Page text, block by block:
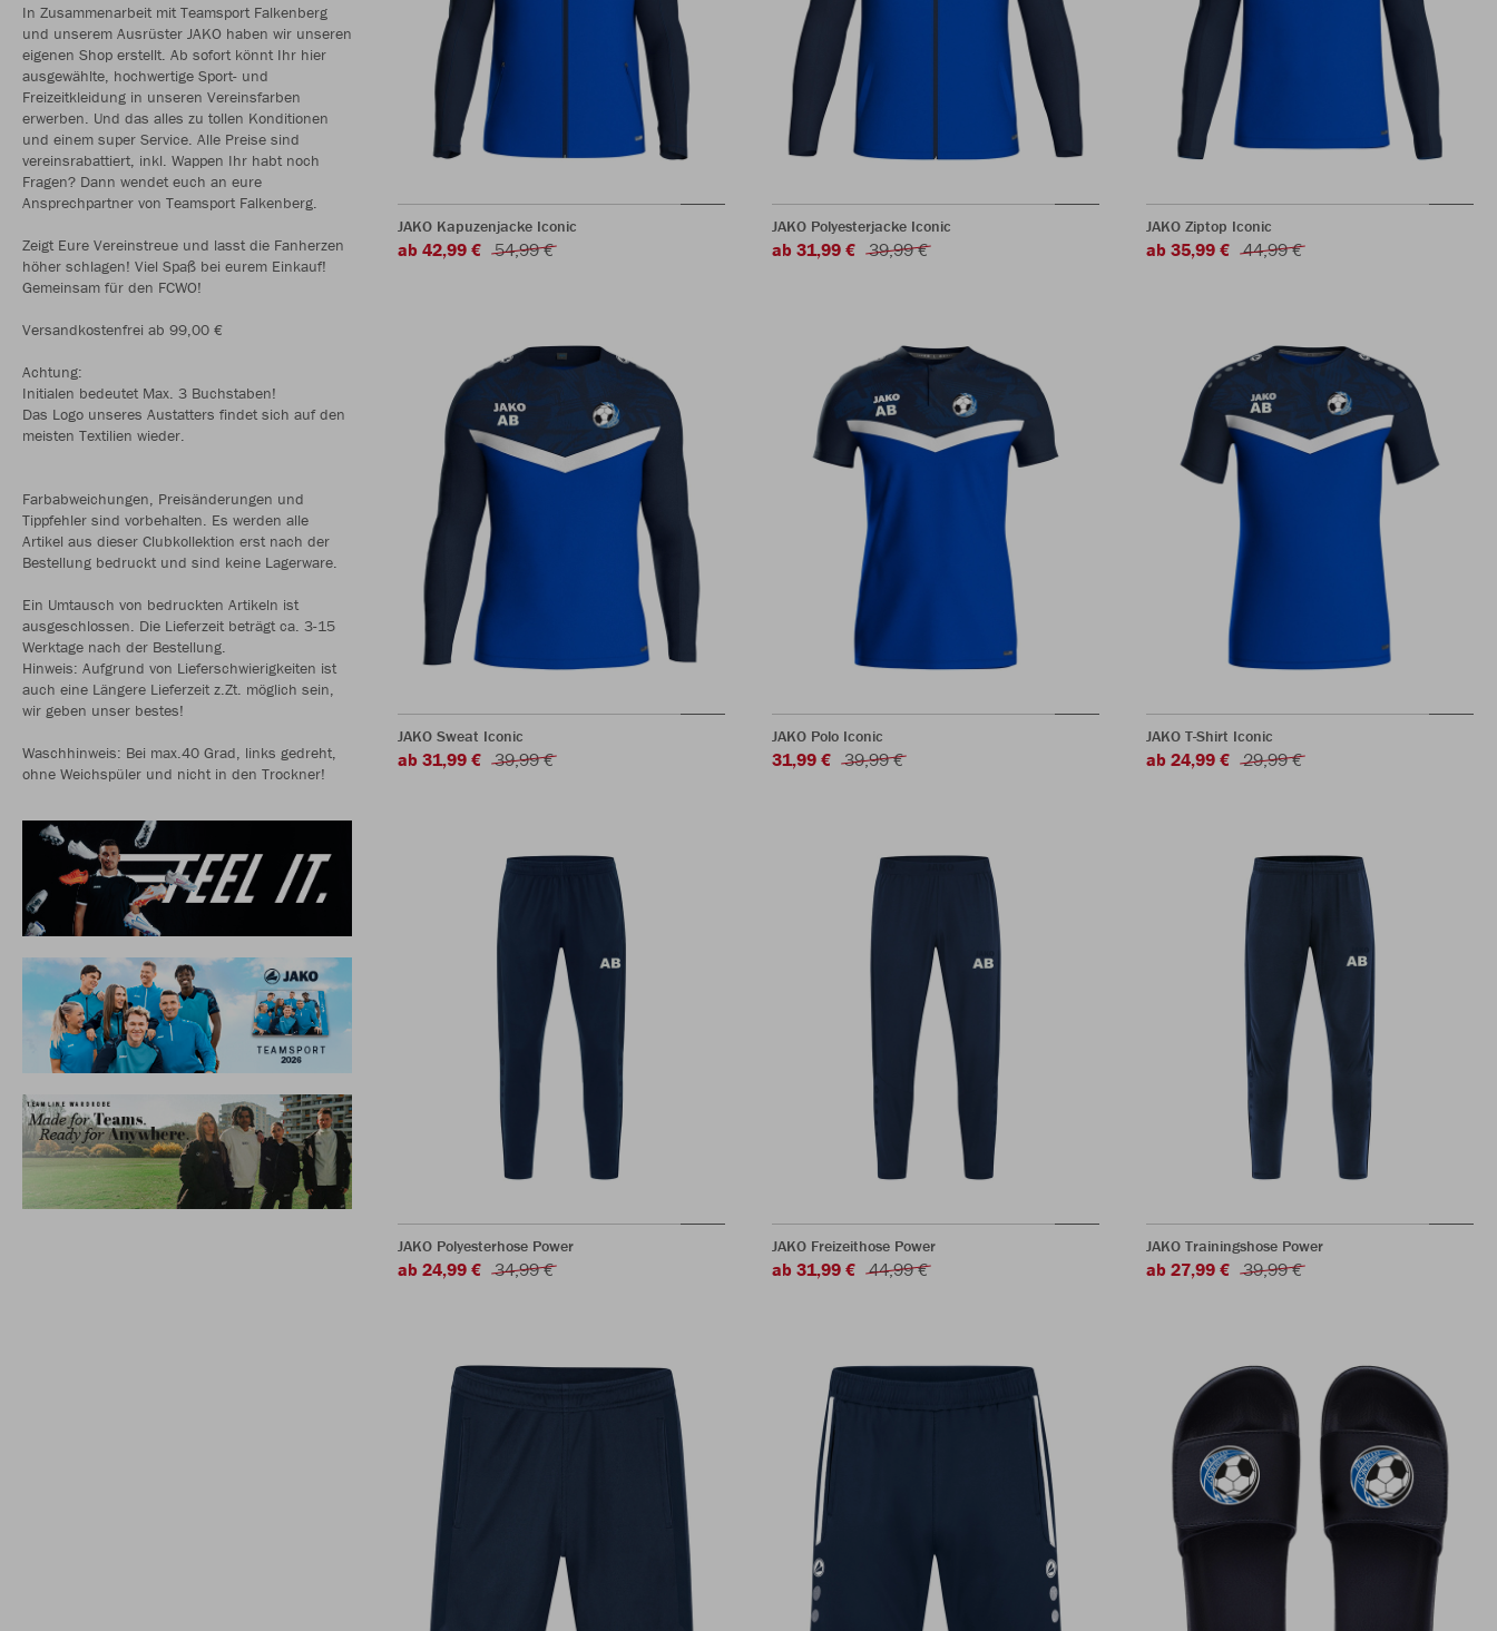
In Zusammenarbeit mit Teamsport Falkenberg
und unserem Ausrüster JAKO haben wir unseren
eigenen Shop erstellt. Ab sofort könnt Ihr hier
ausgewählte, hochwertige Sport- und
Freizeitkleidung in unseren Vereinsfarben
erwerben. Und das alles zu tollen Konditionen
und einem super Service. Alle Preise sind
vereinsrabattiert, inkl. Wappen Ihr habt noch
Fragen? Dann wendet euch an eure
Ansprechpartner von Teamsport Falkenberg.
Zeigt Eure Vereinstreue und lasst die Fanherzen
höher schlagen! Viel Spaß bei eurem Einkauf!
Gemeinsam für den FCWO!
Versandkostenfrei ab 99,00 €
Achtung:
Initialen bedeutet Max. 3 Buchstaben!
Das Logo unseres Austatters findet sich auf den
meisten Textilien wieder.
Farbabweichungen, Preisänderungen und
Tippfehler sind vorbehalten. Es werden alle
Artikel aus dieser Clubkollektion erst nach der
Bestellung bedruckt und sind keine Lagerware.
Ein Umtausch von bedruckten Artikeln ist
ausgeschlossen. Die Lieferzeit beträgt ca. 3-15
Werktage nach der Bestellung.
Hinweis: Aufgrund von Lieferschwierigkeiten ist
auch eine Längere Lieferzeit z.Zt. möglich sein,
wir geben unser bestes!
Waschhinweis: Bei max.40 Grad, links gedreht,
ohne Weichspüler und nicht in den Trockner!
JAKO Kapuzenjacke Iconic
ab 42,99 € 54,99 €
JAKO Polyesterjacke Iconic
ab 31,99 € 39,99 €
JAKO Ziptop Iconic
ab 35,99 € 44,99 €
JAKO Sweat Iconic
ab 31,99 € 39,99 €
JAKO Polo Iconic
31,99 € 39,99 €
JAKO T-Shirt Iconic
ab 24,99 € 29,99 €
JAKO Polyesterhose Power
ab 24,99 € 34,99 €
JAKO Freizeithose Power
ab 31,99 € 44,99 €
JAKO Trainingshose Power
ab 27,99 € 39,99 €